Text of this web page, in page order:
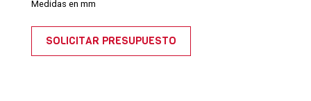
Medidas en mm
SOLICITAR PRESUPUESTO